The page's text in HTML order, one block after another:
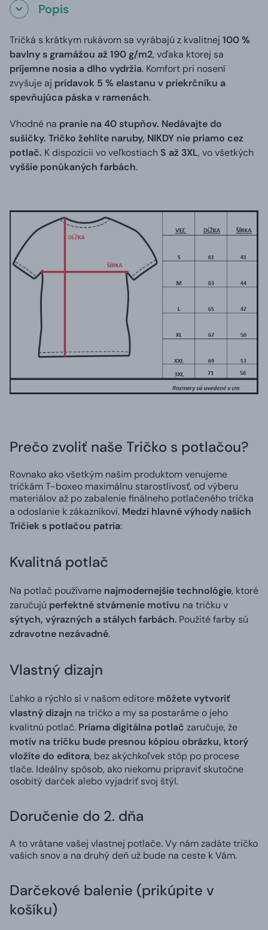
Popis
Tričká s krátkym rukávom sa vyrábajú z kvalitnej 100 %
bavlny s gramážou až 190 g/m2, vďaka ktorej sa
príjemne nosia a dlho vydržia. Komfort pri nosení
zvyšuje aj prídavok 5 % elastanu v priekrčníku a
spevňujúca páska v ramenách.
Vhodné na pranie na 40 stupňov. Nedávajte do
sušičky. Tričko žehlite naruby, NIKDY nie priamo cez
potlač. K dispozícii vo veľkostiach S až 3XL, vo všetkých
vyššie ponúkaných farbách.
Prečo zvoliť naše Tričko s potlačou?
Rovnako ako všetkým našim produktom venujeme
tričkám T-boxeo maximálnu starostlivosť, od výberu
materiálov až po zabalenie finálneho potlačeného trička
a odoslanie k zákazníkovi. Medzi hlavné výhody našich
Tričiek s potlačou patria:
Kvalitná potlač
Na potlač používame najmodernejšie technológie, ktoré
zaručujú perfektné stvárnenie motívu na tričku v
sýtych, výrazných a stálych farbách. Použité farby sú
zdravotne nezávadné.
Vlastný dizajn
Ľahko a rýchlo si v našom editore môžete vytvoriť
vlastný dizajn na tričko a my sa postaráme o jeho
kvalitnú potlač. Priama digitálna potlač zaručuje, že
motív na tričku bude presnou kópiou obrázku, ktorý
vložíte do editora, bez akýchkoľvek stôp po procese
tlače. Ideálny spôsob, ako niekomu pripraviť skutočne
osobitý darček alebo vyjadriť svoj štýl.
Doručenie do 2. dňa
A to vrátane vašej vlastnej potlače. Vy nám zadáte tričko
vašich snov a na druhý deň už bude na ceste k Vám.
Darčekové balenie (prikúpite v
košíku)